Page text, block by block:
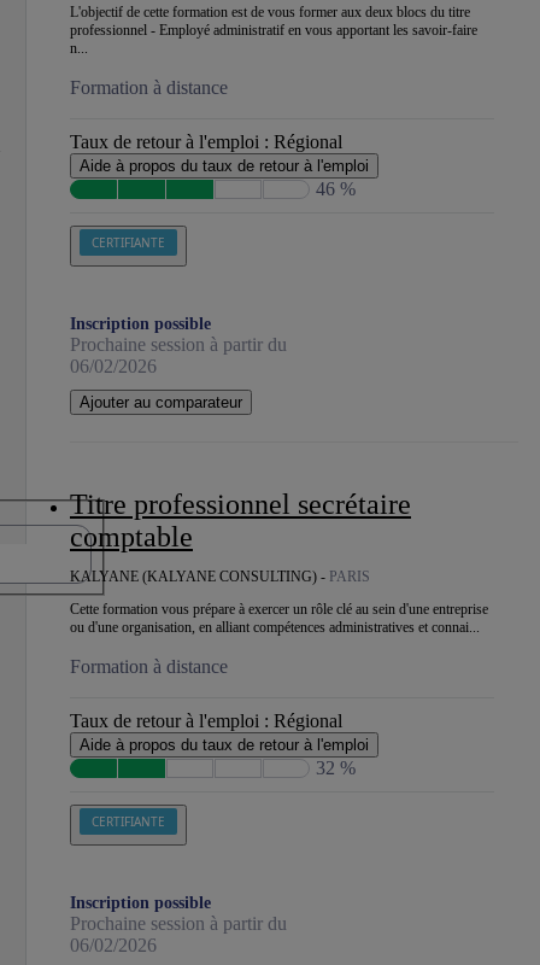
L'objectif de cette formation est de vous former aux deux blocs du titre
professionnel - Employé administratif en vous apportant les savoir-faire
n...
Formation à distance
Taux de retour à l'emploi : Régional
Aide à propos du taux de retour à l'emploi
46 %
CERTIFIANTE
Inscription possible
Prochaine session à partir du
06/02/2026
Ajouter au comparateur
Titre professionnel secrétaire
comptable
KALYANE (KALYANE CONSULTING) - PARIS
Cette formation vous prépare à exercer un rôle clé au sein d'une entreprise
ou d'une organisation, en alliant compétences administratives et connai...
Formation à distance
Taux de retour à l'emploi : Régional
Aide à propos du taux de retour à l'emploi
32 %
CERTIFIANTE
Inscription possible
Prochaine session à partir du
06/02/2026